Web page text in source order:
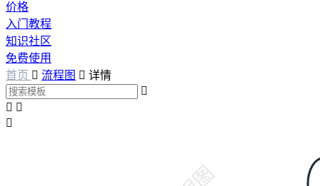
价格
入门教程
知识社区
免费使用
首页  流程图  详情

 
